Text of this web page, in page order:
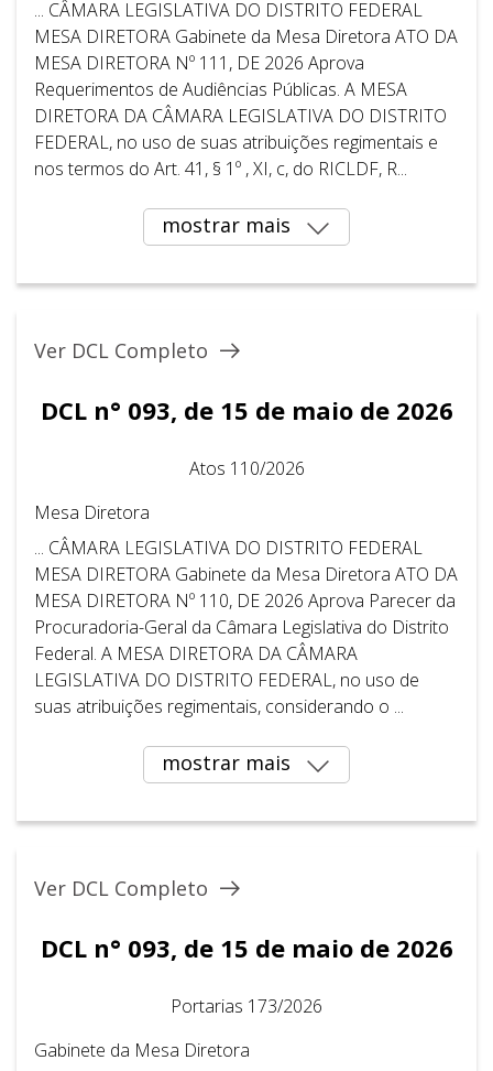
... CÂMARA LEGISLATIVA DO DISTRITO FEDERAL ​ ​
MESA DIRETORA Gabinete da Mesa Diretora ATO DA
MESA DIRETORA Nº 111, DE 2026 Aprova
Requerimentos de Audiências Públicas. A MESA
DIRETORA DA CÂMARA LEGISLATIVA DO DISTRITO
FEDERAL, no uso de suas atribuições regimentais e
nos termos do Art. 41, § 1º , XI, c, do RICLDF, R...
mostrar mais
Ver DCL Completo
DCL n° 093, de 15 de maio de 2026
Atos 110/2026
Mesa Diretora
... CÂMARA LEGISLATIVA DO DISTRITO FEDERAL ​ ​
MESA DIRETORA Gabinete da Mesa Diretora ATO DA
MESA DIRETORA Nº 110, DE 2026 Aprova Parecer da
Procuradoria-Geral da Câmara Legislativa do Distrito
Federal. A MESA DIRETORA DA CÂMARA
LEGISLATIVA DO DISTRITO FEDERAL, no uso de
suas atribuições regimentais, considerando o ...
mostrar mais
Ver DCL Completo
DCL n° 093, de 15 de maio de 2026
Portarias 173/2026
Gabinete da Mesa Diretora